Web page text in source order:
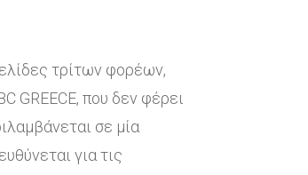
τρίτων φορέων,
GREECE, που δεν φέρει
σε μία
για τις